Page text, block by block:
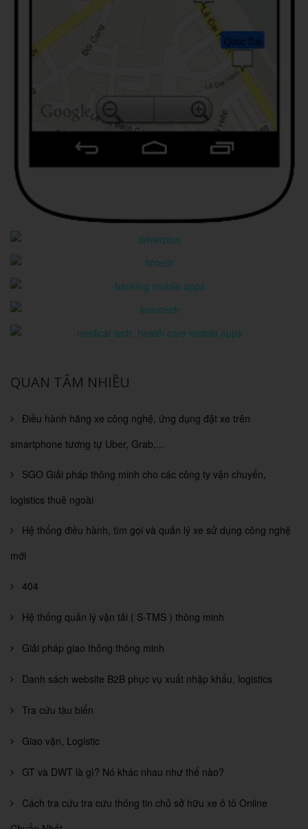
QUAN TÂM NHIỀU
Điều hành hãng xe công nghệ, ứng dụng đặt xe trên
smartphone tương tự Uber, Grab,...
SGO Giải pháp thông minh cho các công ty vận chuyển,
logistics thuê ngoài
Hệ thống điều hành, tìm gọi và quản lý xe sử dụng công nghệ
mới
404
Hệ thống quản lý vận tải ( S-TMS ) thông minh
Giải pháp giao thông thông minh
Danh sách website B2B phục vụ xuất nhập khẩu, logistics
Tra cứu tàu biển
Giao vận, Logistic
GT và DWT là gì? Nó khác nhau như thế nào?
Cách tra cứu tra cứu thông tin chủ sở hữu xe ô tô Online